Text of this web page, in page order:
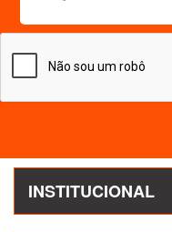
INSTITUCIONAL